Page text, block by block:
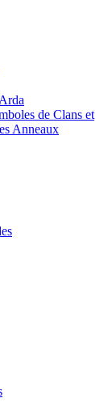
de Clans et
Anneaux